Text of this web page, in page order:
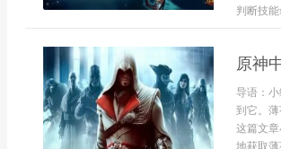
判断技
原神
导语：
到它。
这篇文
地获取